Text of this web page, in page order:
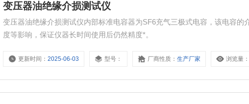
变压器油绝缘介损测试仪
变压器油绝缘介损测试仪内部标准电容器为SF6充气三极式电容，该电容的
度等影响，保证仪器长时间使用后仍然精度*。
更新时间：2025-06-03 型号： 厂商性质：生产厂家 浏览量